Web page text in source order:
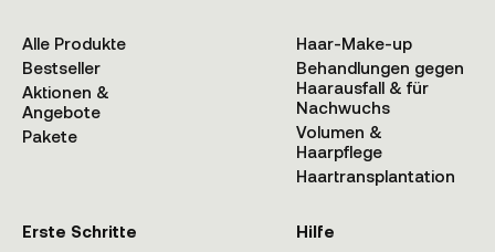
Alle Produkte
Bestseller
Aktionen &
Angebote
Pakete
Haar-Make-up
Behandlungen gegen
Haarausfall & für
Nachwuchs
Volumen &
Haarpflege
Haartransplantation
Erste Schritte Hilfe